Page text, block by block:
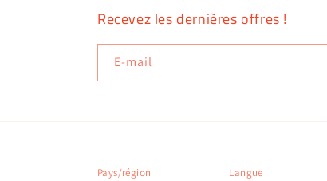
Recevez les dernières offres !
E-mail
Pays/région Langue